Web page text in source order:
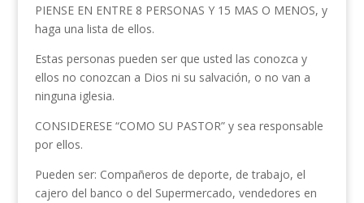
PIENSE EN ENTRE 8 PERSONAS Y 15 MAS O MENOS, y
haga una lista de ellos.
Estas personas pueden ser que usted las conozca y
ellos no conozcan a Dios ni su salvación, o no van a
ninguna iglesia.
CONSIDERESE “COMO SU PASTOR” y sea responsable
por ellos.
Pueden ser: Compañeros de deporte, de trabajo, el
cajero del banco o del Supermercado, vendedores en